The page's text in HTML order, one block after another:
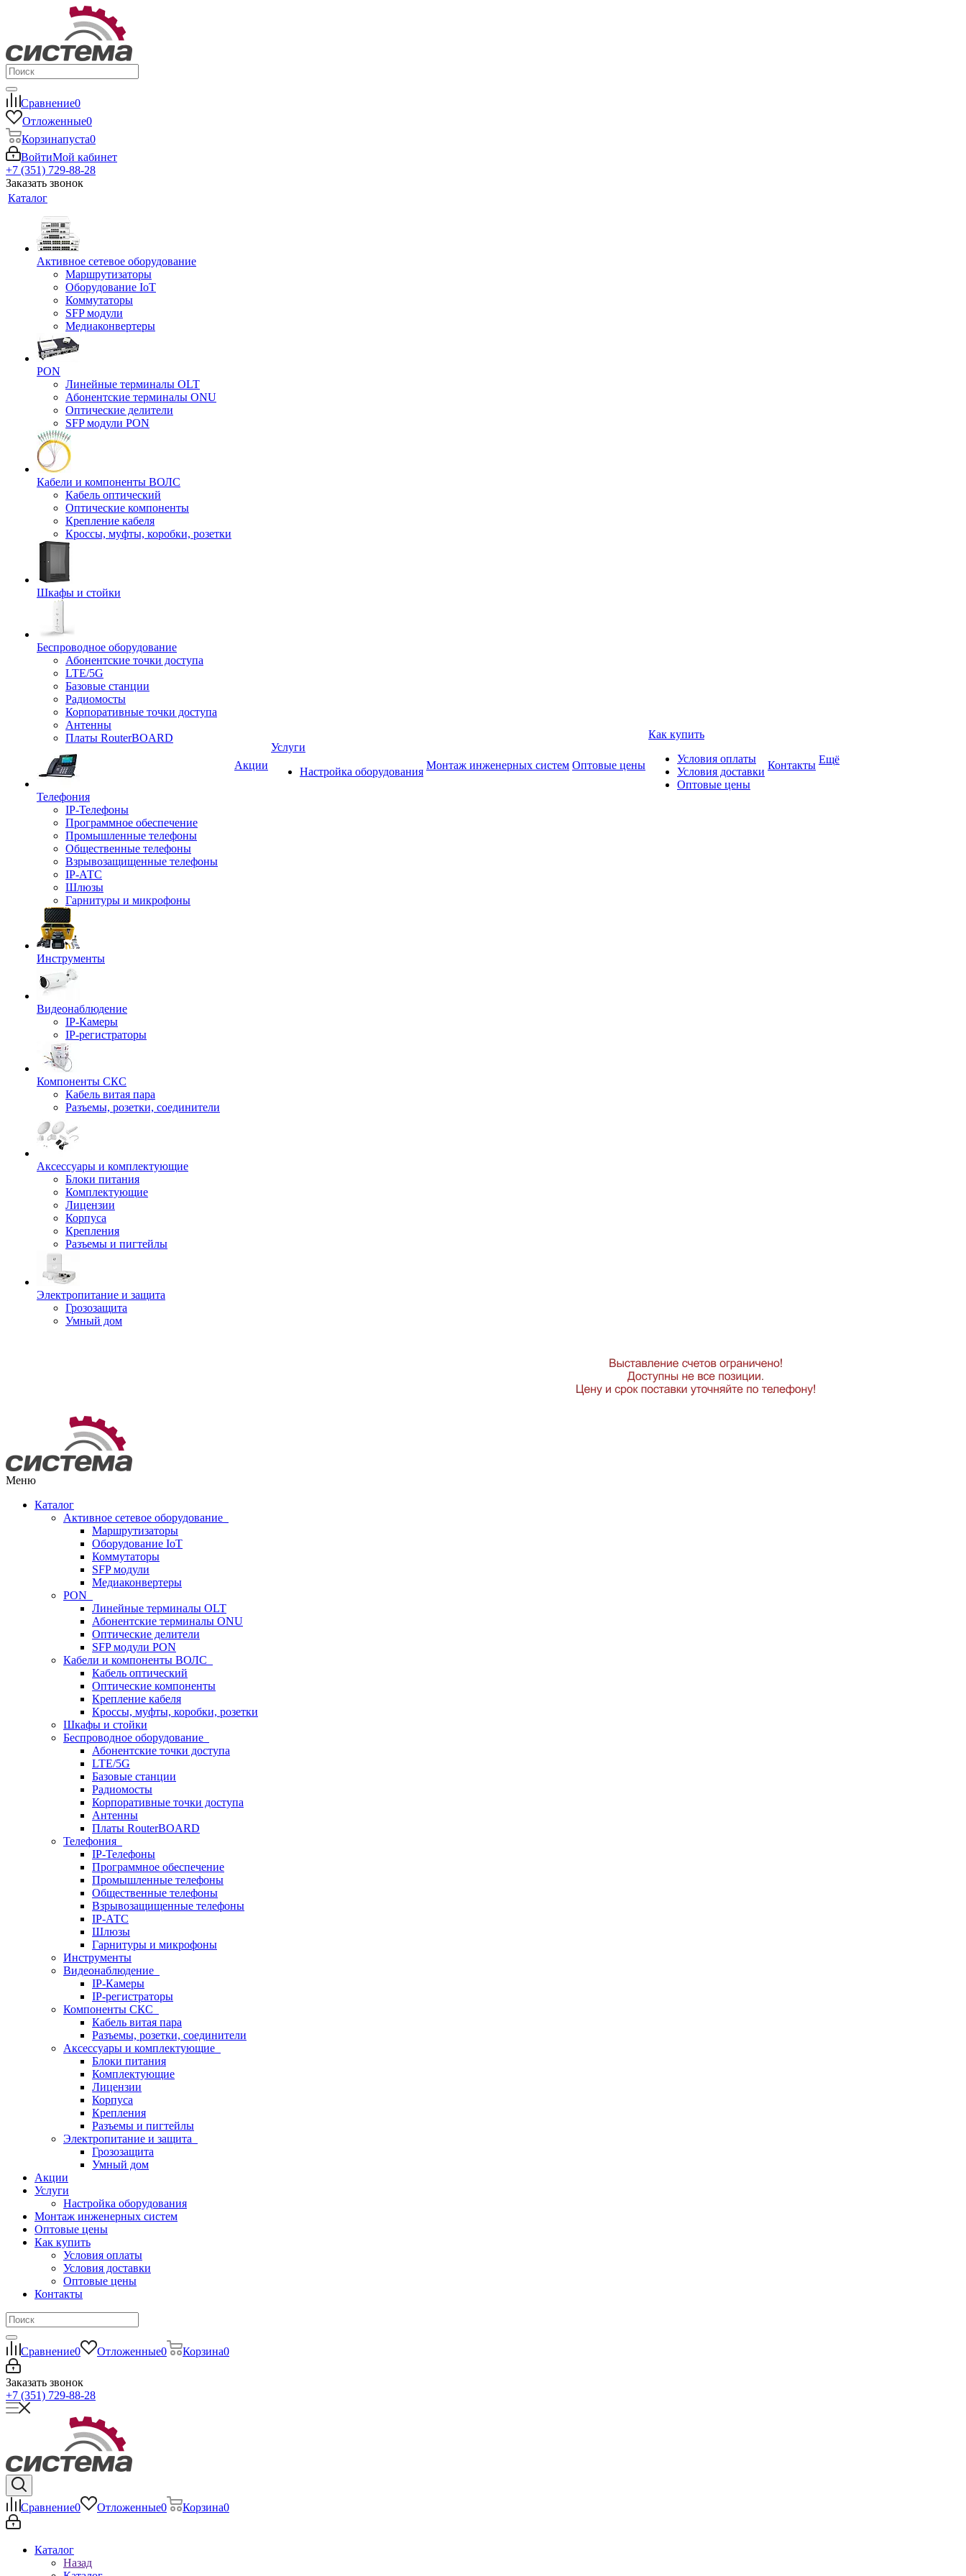
Сравнение0
Отложенные0
Корзинапуста0
ВойтиМой кабинет
+7 (351) 729-88-28
Заказать звонок
Каталог
Активное сетевое оборудование
Маршрутизаторы
Оборудование IoT
Коммутаторы
SFP модули
Медиаконвертеры
PON
Линейные терминалы OLT
Абонентские терминалы ONU
Оптические делители
SFP модули PON
Кабели и компоненты ВОЛС
Кабель оптический
Оптические компоненты
Крепление кабеля
Кроссы, муфты, коробки, розетки
Шкафы и стойки
Беспроводное оборудование
Абонентские точки доступа
LTE/5G
Базовые станции
Радиомосты
Корпоративные точки доступа
Антенны
Платы RouterBOARD
Телефония
IP-Телефоны
Программное обеспечение
Промышленные телефоны
Общественные телефоны
Взрывозащищенные телефоны
IP-АТС
Шлюзы
Гарнитуры и микрофоны
Инструменты
Видеонаблюдение
IP-Камеры
IP-регистраторы
Компоненты СКС
Кабель витая пара
Разъемы, розетки, соединители
Аксессуары и комплектующие
Блоки питания
Комплектующие
Лицензии
Корпуса
Крепления
Разъемы и пигтейлы
Электропитание и защита
Грозозащита
Умный дом
Акции
Услуги
Настройка оборудования
Монтаж инженерных систем Оптовые цены
Как купить
Условия оплаты
Условия доставки
Оптовые цены
Контакты Ещё
Меню
Каталог
Активное сетевое оборудование
Маршрутизаторы
Оборудование IoT
Коммутаторы
SFP модули
Медиаконвертеры
PON
Линейные терминалы OLT
Абонентские терминалы ONU
Оптические делители
SFP модули PON
Кабели и компоненты ВОЛС
Кабель оптический
Оптические компоненты
Крепление кабеля
Кроссы, муфты, коробки, розетки
Шкафы и стойки
Беспроводное оборудование
Абонентские точки доступа
LTE/5G
Базовые станции
Радиомосты
Корпоративные точки доступа
Антенны
Платы RouterBOARD
Телефония
IP-Телефоны
Программное обеспечение
Промышленные телефоны
Общественные телефоны
Взрывозащищенные телефоны
IP-АТС
Шлюзы
Гарнитуры и микрофоны
Инструменты
Видеонаблюдение
IP-Камеры
IP-регистраторы
Компоненты СКС
Кабель витая пара
Разъемы, розетки, соединители
Аксессуары и комплектующие
Блоки питания
Комплектующие
Лицензии
Корпуса
Крепления
Разъемы и пигтейлы
Электропитание и защита
Грозозащита
Умный дом
Акции
Услуги
Настройка оборудования
Монтаж инженерных систем
Оптовые цены
Как купить
Условия оплаты
Условия доставки
Оптовые цены
Контакты
Сравнение0 Отложенные0 Корзина0
Заказать звонок
+7 (351) 729-88-28
Сравнение0 Отложенные0 Корзина0
Каталог
Назад